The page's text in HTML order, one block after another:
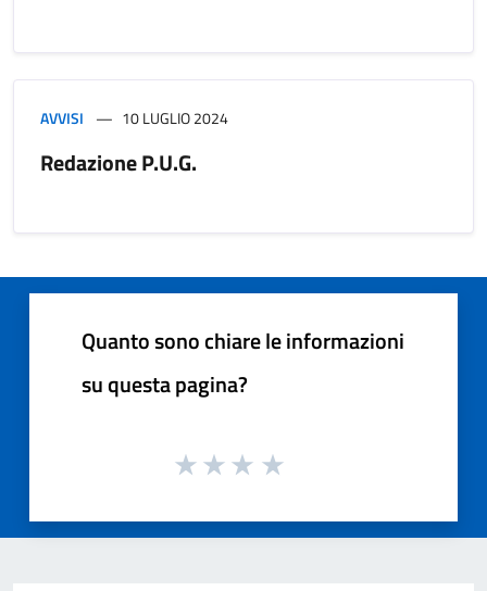
AVVISI 10 LUGLIO 2024
Redazione P.U.G.
Quanto sono chiare le informazioni
su questa pagina?